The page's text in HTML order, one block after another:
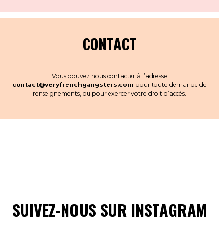
CONTACT
Vous pouvez nous contacter à l’adresse
contact@veryfrenchgangsters.com pour toute demande de
renseignements, ou pour exercer votre droit d’accès.
SUIVEZ-NOUS SUR INSTAGRAM